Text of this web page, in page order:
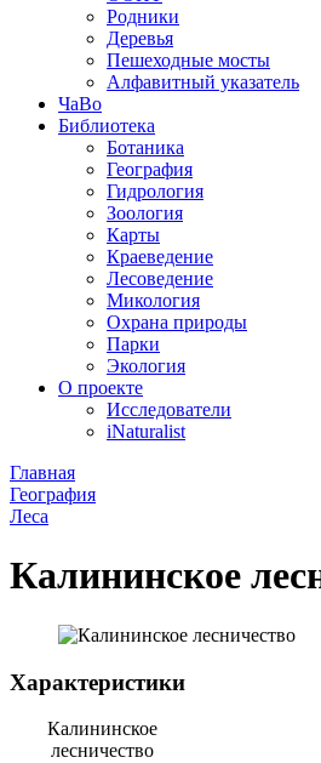
Родники
Деревья
Пешеходные мосты
Алфавитный указатель
ЧаВо
Библиотека
Ботаника
География
Гидрология
Зоология
Карты
Краеведение
Лесоведение
Микология
Охрана природы
Парки
Экология
О проекте
Исследователи
iNaturalist
Главная
География
Леса
Калининское
Характеристики
Калининское
лесничество